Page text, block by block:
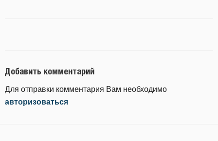
Добавить комментарий
Для отправки комментария Вам необходимо
авторизоваться